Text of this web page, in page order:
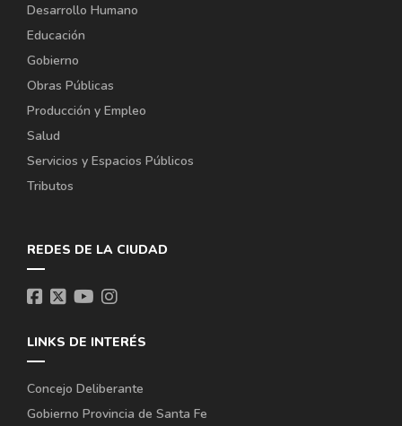
Desarrollo Humano
Educación
Gobierno
Obras Públicas
Producción y Empleo
Salud
Servicios y Espacios Públicos
Tributos
REDES DE LA CIUDAD
LINKS DE INTERÉS
Concejo Deliberante
Gobierno Provincia de Santa Fe